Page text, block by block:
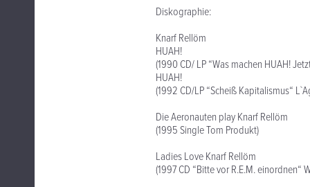
Diskographie:
Knarf Rellöm
HUAH!
(1990 CD/ LP “Was machen HUAH!
HUAH!
(1992 CD/LP “Scheiß Kapitalismus“
Die Aeronauten play Knarf Rellöm
(1995 Single Tom Produkt)
Ladies Love Knarf Rellöm
(1997 CD “Bitte vor R.E.M. einordnen“